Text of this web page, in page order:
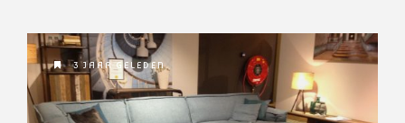
3 JAAR GELEDEN